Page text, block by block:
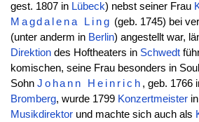
gest. 1807 in Lübeck) nebst seiner Frau
Magdalena
Ling (geb. 1745) bei
(unter anderm in Berlin) angestellt war,
Direktiondes Hoftheaters in Schwedt
komischen, seine Frau besonders in
Sohn Johann Heinrich , geb. 1766
Bromberg, wurde 1799 Konzertmeisterin
Musikdirektorund machte sich auch als